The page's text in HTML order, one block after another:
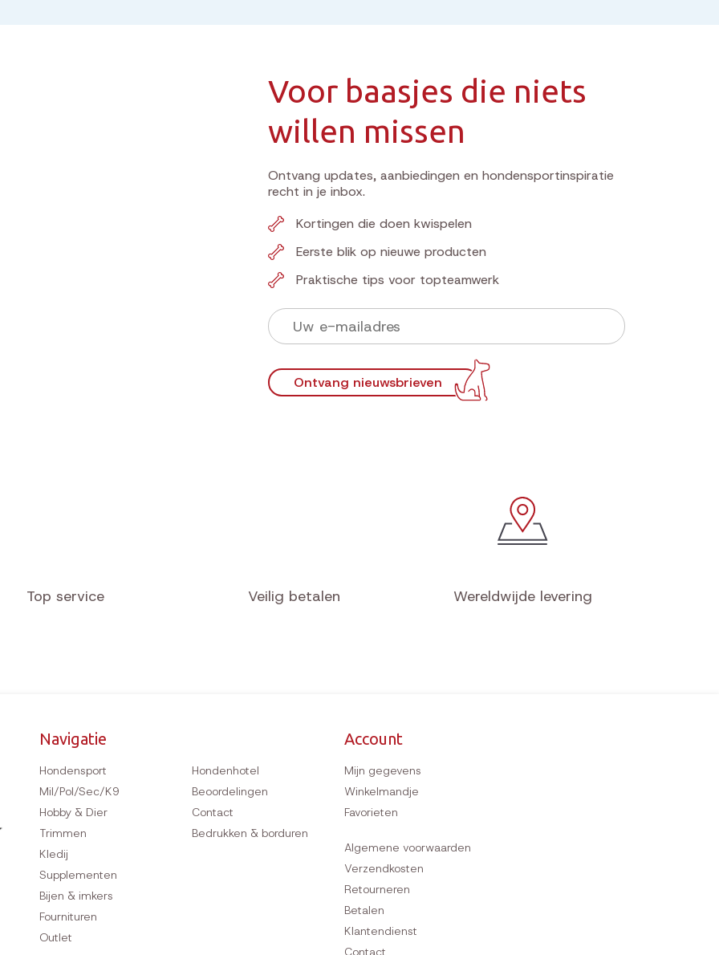
Voor baasjes die niets
willen missen
Ontvang updates, aanbiedingen en hondensportinspiratie
recht in je inbox.
Kortingen die doen kwispelen
Eerste blik op nieuwe producten
Praktische tips voor topteamwerk
Ontvang nieuwsbrieven
Top service Veilig betalen Wereldwijde levering
Navigatie
Hondensport
Mil/Pol/Sec/K9
Hobby & Dier
Trimmen
Kledij
Supplementen
Bijen & imkers
Fournituren
Outlet
Hondenhotel
Beoordelingen
Contact
Bedrukken & borduren
Account
Mijn gegevens
Winkelmandje
Favorieten
Algemene voorwaarden
Verzendkosten
Retourneren
Betalen
Klantendienst
Contact